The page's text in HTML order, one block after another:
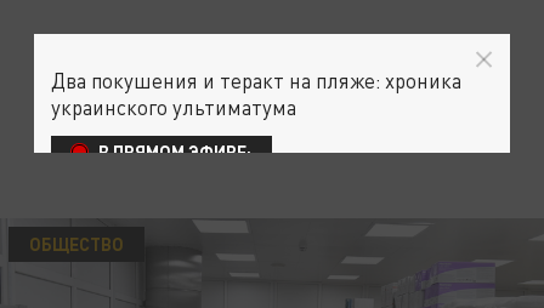
ОБЩЕСТВО
Два покушения и теракт на пляже: хроника
украинского ультиматума
В ПРЯМОМ ЭФИРЕ: